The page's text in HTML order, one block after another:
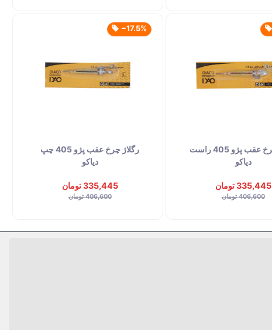
رگلاژ چرخ عقب پژو 405 راست
دیاکو
335,445 تومان
406,600 تومان
‎−17.5%
رگلاژ چرخ عقب پژو 405 چپ
دیاکو
335,445 تومان
406,600 تومان